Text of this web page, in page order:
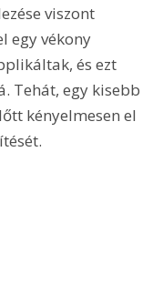
viszont
egy vékony
és ezt
Tehát, egy kisebb
kényelmesen el